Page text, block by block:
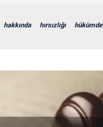
hakkında hırsızlığı hükümde